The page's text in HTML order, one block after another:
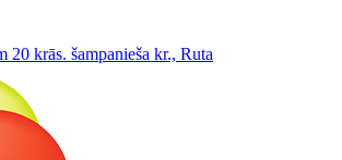
20 krās. šampanieša kr., Ruta